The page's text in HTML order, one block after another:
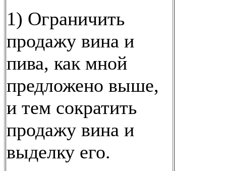
1) Ограничить
продажу вина и
пива, как мной
предложено выше,
и тем сократить
продажу вина и
выделку его.